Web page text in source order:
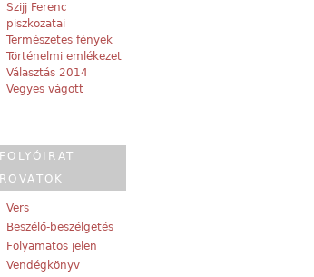
Szijj Ferenc
piszkozatai
Természetes fények
Történelmi emlékezet
Választás 2014
Vegyes vágott
FOLYÓIRAT
ROVATOK
Vers
Beszélő-beszélgetés
Folyamatos jelen
Vendégkönyv